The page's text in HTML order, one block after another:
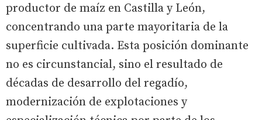
productor de maíz en Castilla y León,
concentrando una parte mayoritaria de la
superficie cultivada. Esta posición dominante
no es circunstancial, sino el resultado de
décadas de desarrollo del regadío,
modernización de explotaciones y